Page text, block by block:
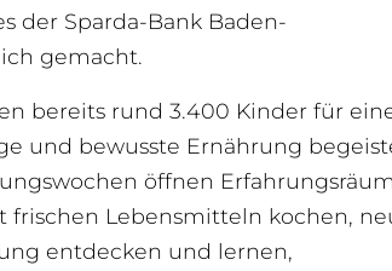
der Sparda-Bank Baden-
gemacht.
bereits rund 3.400 Kinder für
und bewusste Ernährung
öffnen
frischen Lebensmitteln kochen,
entdecken und lernen,